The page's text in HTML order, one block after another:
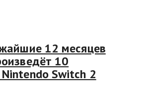
12 месяцев
10
Switch 2